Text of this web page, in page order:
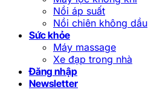
Nồi áp suất
Nồi chiên không dầu
Sức khỏe
Máy massage
Xe đạp trong nhà
Đăng nhập
Newsletter